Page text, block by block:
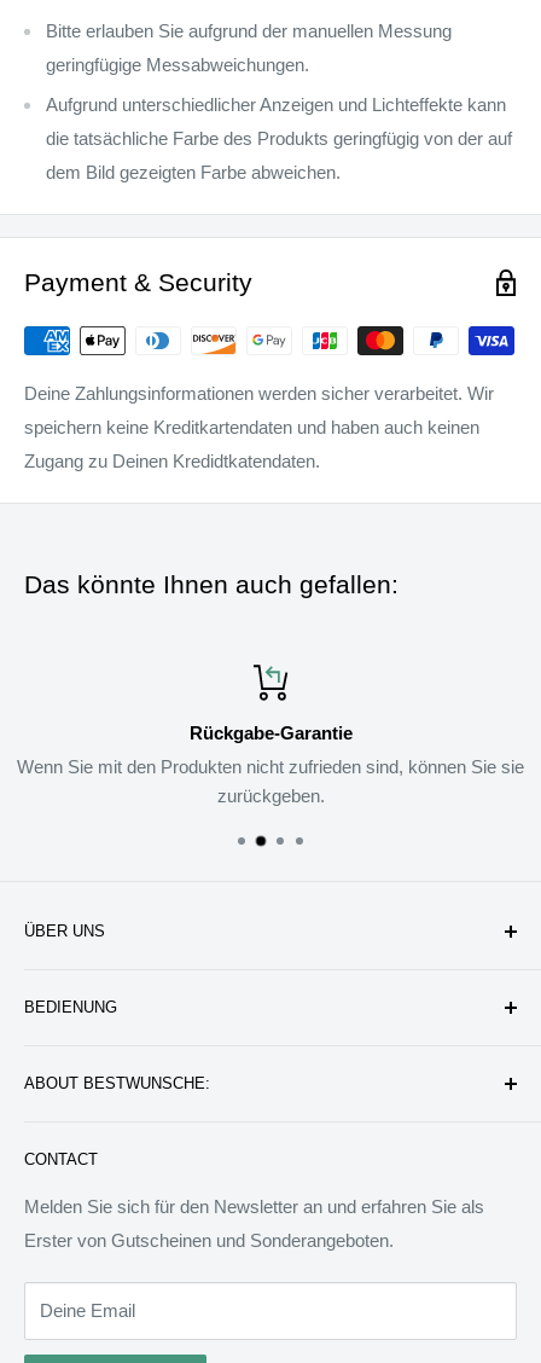
Bitte erlauben Sie aufgrund der manuellen Messung
geringfügige Messabweichungen.
Aufgrund unterschiedlicher Anzeigen und Lichteffekte kann
die tatsächliche Farbe des Produkts geringfügig von der auf
dem Bild gezeigten Farbe abweichen.
Payment & Security
Deine Zahlungsinformationen werden sicher verarbeitet. Wir
speichern keine Kreditkartendaten und haben auch keinen
Zugang zu Deinen Kredidtkatendaten.
Das könnte Ihnen auch gefallen:
Rückgabe-Garantie
Wenn Sie mit den Produkten nicht zufrieden sind, können Sie sie
zurückgeben.
ÜBER UNS
Datenschutzerklärung
Service & Verpflichtung
BEDIENUNG
Versand & Bearbeitung
CONTACT
Melden Sie sich für den Newsletter an und erfahren Sie als
Erster von Gutscheinen und Sonderangeboten.
Deine Email
ABOUT BESTWUNSCHE:
finden, die das Leben besser machen können. Wir werden
allen Menschen auf der Welt besondere Dinge anbieten.
Wir sind bereit, jedem zu helfen, ein ideales Tagebuch zu